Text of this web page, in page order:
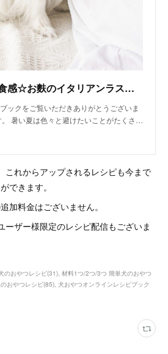
ふんわりさくさく食感☆お麩のイタリアンラスク（手作り犬おやつレシピ）｜いちかわあやこ（犬ごはん先生）｜note
ックをご覧いただきありがとうございま
暑い夏は色々と避けたいことがたくさ…
これからアップされるレシピも今まで
できます。
加料金はございません。
ーザー様限定のレシピ配信もございま
のおやつレシピ(31) 材料1つ/2つ/3つ 簡単犬のおやつ
おやつレシピ(85) 犬おやつオンラインレシピブック